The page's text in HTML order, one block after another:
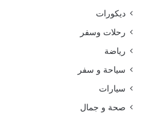
ديكورات
رحلات وسفر
رياضة
سياحة و سفر
سيارات
صحة و جمال